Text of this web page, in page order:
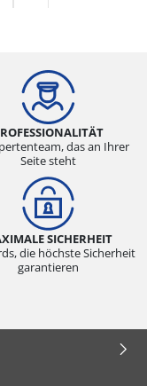
das an Ihrer
Seite steht
SICHERHEIT
die höchste Sicherheit
garantieren